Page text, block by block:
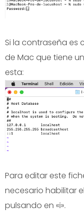
Si la contraseña es
de Mac que tiene
esta:
Para editar este
necesario habilitar
pulsando en «i».